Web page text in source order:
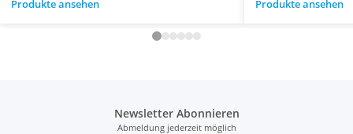
Produkte ansehen Produkte ansehen
Newsletter Abonnieren
Abmeldung jederzeit möglich